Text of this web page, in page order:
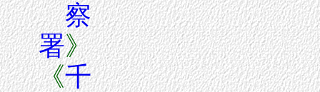
察
署》
《千